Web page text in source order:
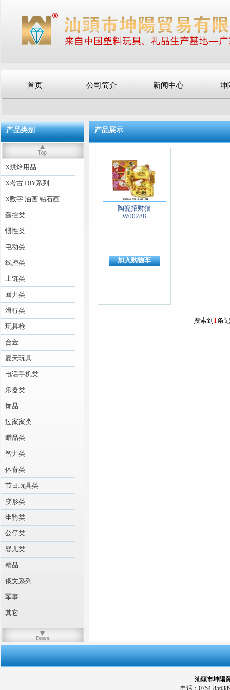
首页 公司简介 新闻中心 坤
产品类别
X烘焙用品
X考古.DIY系列
X数字 油画 钻石画
遥控类
惯性类
电动类
线控类
上链类
回力类
滑行类
玩具枪
合金
夏天玩具
电话手机类
乐器类
饰品
过家家类
赠品类
智力类
体育类
节日玩具类
变形类
坐骑类
公仔类
婴儿类
精品
俄文系列
军事
其它
产品展示
陶瓷招财猫
W00288
加入购物车
搜索到 1条
汕頭市坤陽
电话：0754-